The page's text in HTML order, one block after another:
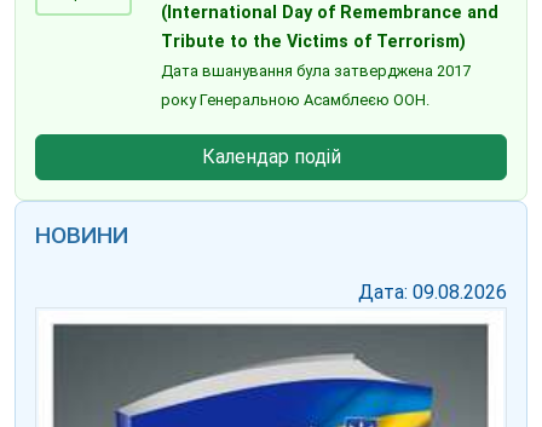
(International Day of Remembrance and
Tribute to the Victims of Terrorism)
Дата вшанування була затверджена 2017
року Генеральною Асамблеєю ООН.
Календар подій
НОВИНИ
Дата: 09.08.2026